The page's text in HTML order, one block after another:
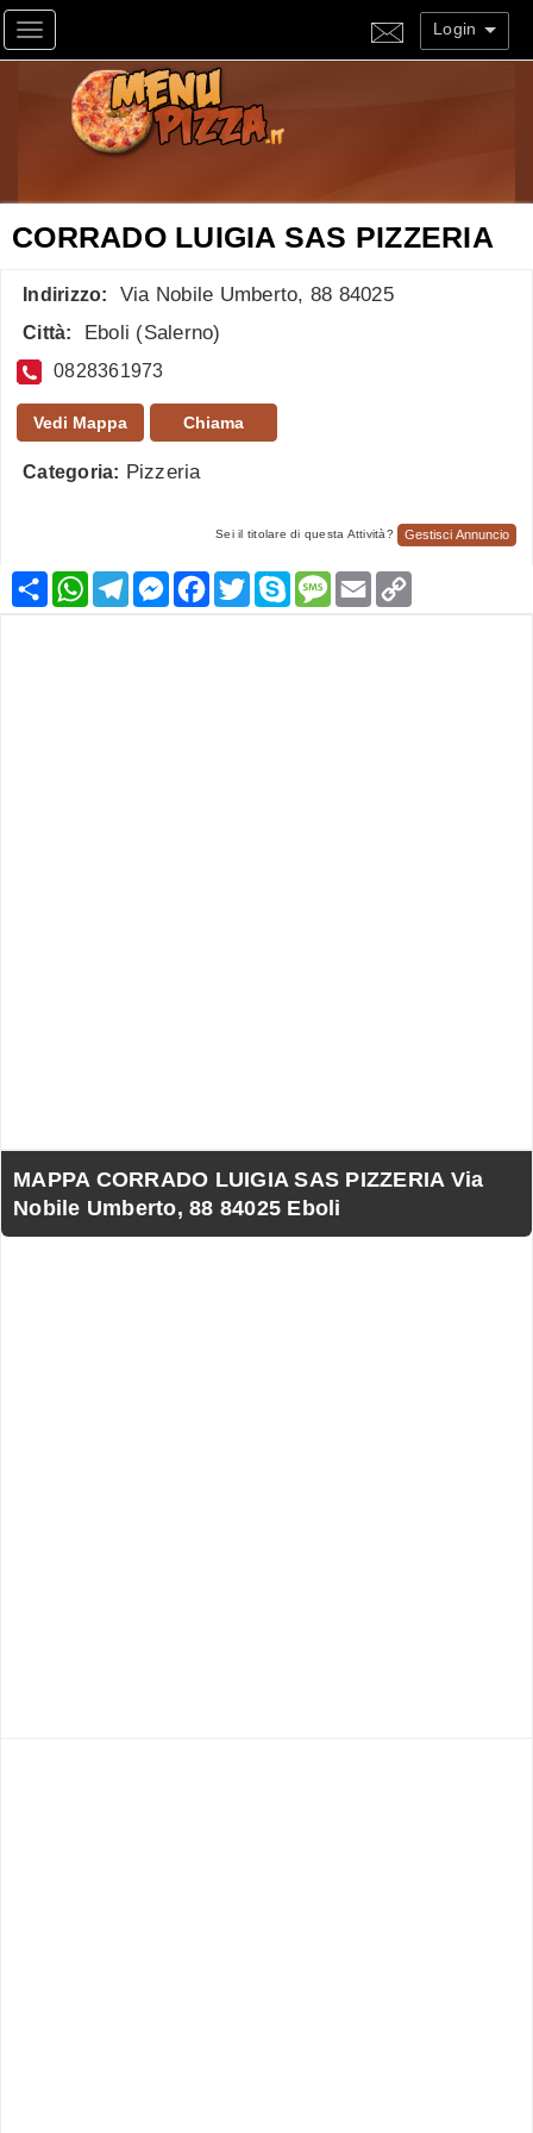
Toggle navigation Login
CORRADO LUIGIA SAS PIZZERIA
Indirizzo: Via Nobile Umberto, 88 84025
Città: Eboli (Salerno)
0828361973
Vedi Mappa Chiama
Categoria: Pizzeria
Sei il titolare di questa Attività? Gestisci Annuncio
CondividiWhatsApp
TelegramMessenger
Facebook
TwitterSkypeMessage
Email
MAPPA CORRADO LUIGIA SAS PIZZERIA Via
Nobile Umberto, 88 84025 Eboli